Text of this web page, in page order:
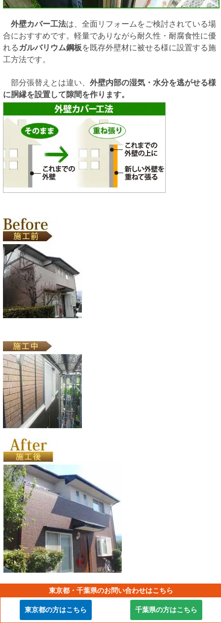
外壁カバー工法は、全面リフォームをご検討されている場
合におすすめです。軽量でありながら耐久性・耐腐食性に優
れる ガルバリウム鋼板を既存外壁材に被せる様に設置する施
工方法です。
部分張替えとは違い、 外壁内部の湿気・水分を逃がせる様
に胴縁を設置して隙間を作ります。
最下部である土台水切り部、最上部の軒天取り合い部に
は、空気の対流の為に必ず隙間を設けます。
東京都・千葉県のお問い合わせはこちら
東京都の方はこちら 千葉県の方はこちら